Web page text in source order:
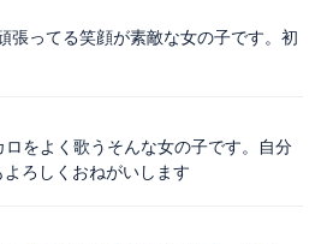
張ってる笑顔が素敵な女の子です。初
をよく歌うそんな女の子です。自分
ろしくおねがいします